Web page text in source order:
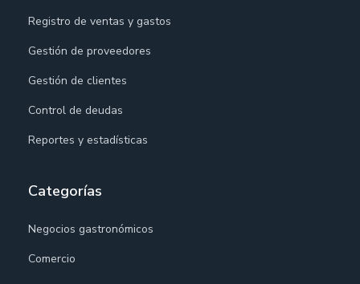
Registro de ventas y gastos
Gestión de proveedores
Gestión de clientes
Control de deudas
Reportes y estadísticas
Categorías
Negocios gastronómicos
Comercio